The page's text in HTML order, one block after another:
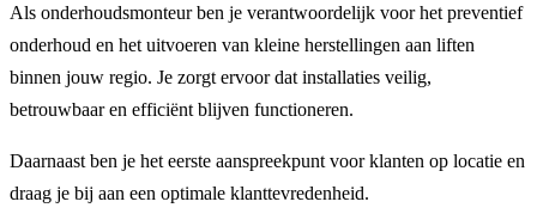
Als onderhoudsmonteur ben je verantwoordelijk voor het preventief
onderhoud en het uitvoeren van kleine herstellingen aan liften
binnen jouw regio. Je zorgt ervoor dat installaties veilig,
betrouwbaar en efficiënt blijven functioneren.
Daarnaast ben je het eerste aanspreekpunt voor klanten op locatie en
draag je bij aan een optimale klanttevredenheid.